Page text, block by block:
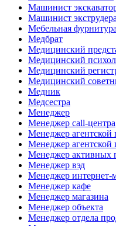
Машинист
Машинист экструдера
Мебельная фурнитура
Медбрат
Медицинский
Медицинский
Медицинский
Медицинский
Медник
Медсестра
Менеджер
Менеджер call-центра
Менеджер агентской
Менеджер агентской
Менеджер активных
Менеджер вэд
Менеджер интернет-
Менеджер кафе
Менеджер магазина
Менеджер объекта
Менеджер отдела